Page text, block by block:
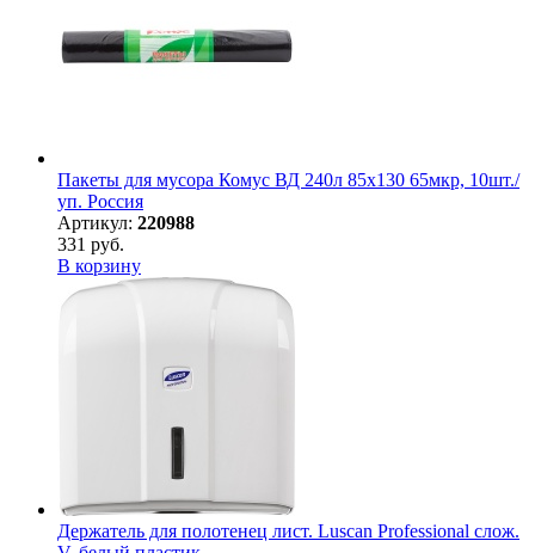
Пакеты для мусора Комус ВД 240л 85х130 65мкр, 10шт./
уп. Россия
Артикул: 220988
331 руб.
В корзину
Держатель для полотенец лист. Luscan Professional слож.